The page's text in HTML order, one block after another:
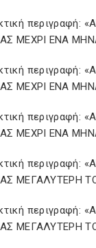
ΜΕΧΡΙ ΕΝΑ
ΜΕΧΡΙ ΕΝΑ
ΜΕΧΡΙ ΕΝΑ
ΜΕΓΑΛΥΤΕΡΗ
ΜΕΓΑΛΥΤΕΡΗ